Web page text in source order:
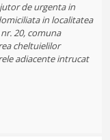
de urgenta in
in localitatea
20, comuna
cheltuielilor
adiacente intrucat